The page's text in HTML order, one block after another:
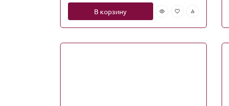
В корзину